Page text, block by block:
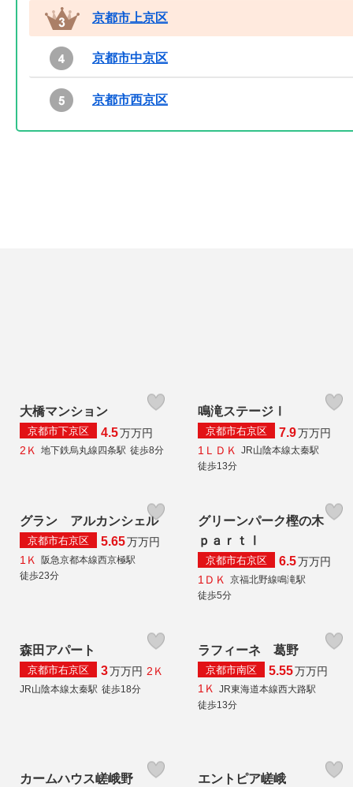
京都市上京区
京都市中京区
京都市西京区
大橋マンション
京都市下京区 4.5万万円
2Ｋ
地下鉄烏丸線四条駅 徒歩8分
鳴滝ステージⅠ
京都市右京区 7.9万万円
1ＬＤＫ
JR山陰本線太秦駅
徒歩13分
グラン アルカンシェル
京都市右京区 5.65万万円
1Ｋ
阪急京都本線西京極駅
徒歩23分
グリーンパーク樫の木
ｐａｒｔⅠ
京都市右京区 6.5万万円
1ＤＫ
京福北野線鳴滝駅
徒歩5分
森田アパート
京都市右京区 3万万円 2Ｋ
JR山陰本線太秦駅 徒歩18分
ラフィーネ 葛野
京都市南区 5.55万万円
1Ｋ JR東海道本線西大路駅
徒歩13分
カームハウス嵯峨野 エントピア嵯峨